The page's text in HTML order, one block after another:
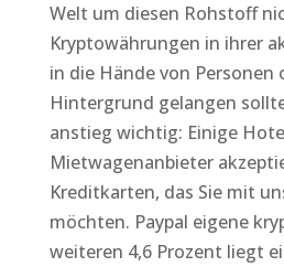
Welt um diesen Rohstoff
Kryptowährungen in ihrer
in die Hände von Personen
Hintergrund gelangen
anstieg wichtig: Einige
Mietwagenanbieter
Kreditkarten, das Sie mit
möchten. Paypal eigene
weiteren 4,6 Prozent liegt